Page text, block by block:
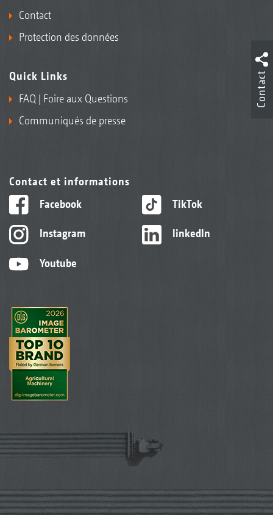
Contact
Protection des données
Quick Links
FAQ | Foire aux Questions
Communiqués de presse
Contact et informations
Facebook
Instagram
Youtube
TikTok
linkedIn
Contact